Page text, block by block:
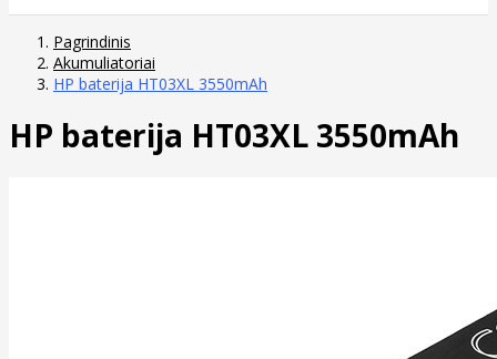
Pagrindinis
Akumuliatoriai
HP baterija HT03XL 3550mAh
HP baterija HT03XL 3550mAh